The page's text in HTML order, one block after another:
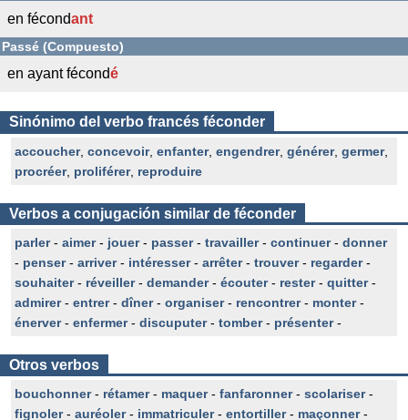
en fécondant
Passé (Compuesto)
en ayant fécondé
Sinónimo del verbo francés féconder
accoucher, concevoir, enfanter, engendrer, générer, germer,
procréer, proliférer, reproduire
Verbos a conjugación similar de féconder
parler- aimer- jouer- passer- travailler- continuer- donner
- penser- arriver- intéresser- arrêter- trouver- regarder-
souhaiter- réveiller- demander- écouter- rester- quitter-
admirer- entrer- dîner- organiser- rencontrer- monter-
énerver- enfermer- discuputer- tomber- présenter-
Otros verbos
bouchonner- rétamer- maquer- fanfaronner- scolariser-
fignoler- auréoler- immatriculer- entortiller- maçonner-